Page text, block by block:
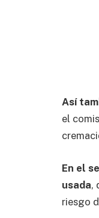
Así
el
En el
usada,
riesgo